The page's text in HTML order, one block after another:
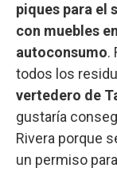
piques para el
con muebles
autoconsumo.
todos los
vertedero de
gustaría
Rivera porque
un permiso